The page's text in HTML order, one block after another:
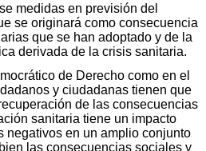
medidas en previsión del
se originará como consecuencia
que se han adoptado y de la
derivada de la crisis sanitaria.
de Derecho como en el
y ciudadanas tienen que
de las consecuencias
sanitaria tiene un impacto
negativos en un amplio conjunto
las consecuencias sociales y